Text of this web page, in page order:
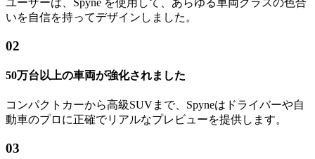
ユーザーは、Spyne を使用して、あらゆる車両クラスの色合
いを自信を持ってデザインしました。
02
50万台以上の車両が強化されました
コンパクトカーから高級SUVまで、Spyneはドライバーや自
動車のプロに正確でリアルなプレビューを提供します。
03